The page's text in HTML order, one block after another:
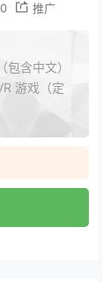
0 推广
包含中文）
游戏（定